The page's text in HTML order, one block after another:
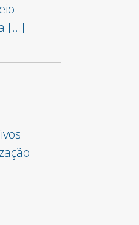
[…]